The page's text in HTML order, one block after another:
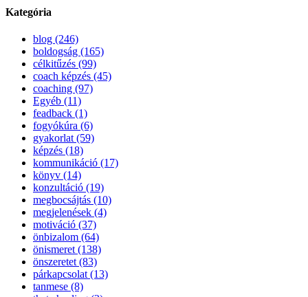
Kategória
blog (246)
boldogság (165)
célkitűzés (99)
coach képzés (45)
coaching (97)
Egyéb (11)
feadback (1)
fogyókúra (6)
gyakorlat (59)
képzés (18)
kommunikáció (17)
könyv (14)
konzultáció (19)
megbocsájtás (10)
megjelenések (4)
motiváció (37)
önbizalom (64)
önismeret (138)
önszeretet (83)
párkapcsolat (13)
tanmese (8)